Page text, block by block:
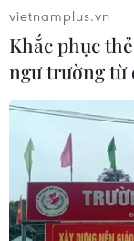
#khủng hoảng
#giá năng lượng
Theo dõi
vietnamplus.vn
Khắc phục
ngư trường từ